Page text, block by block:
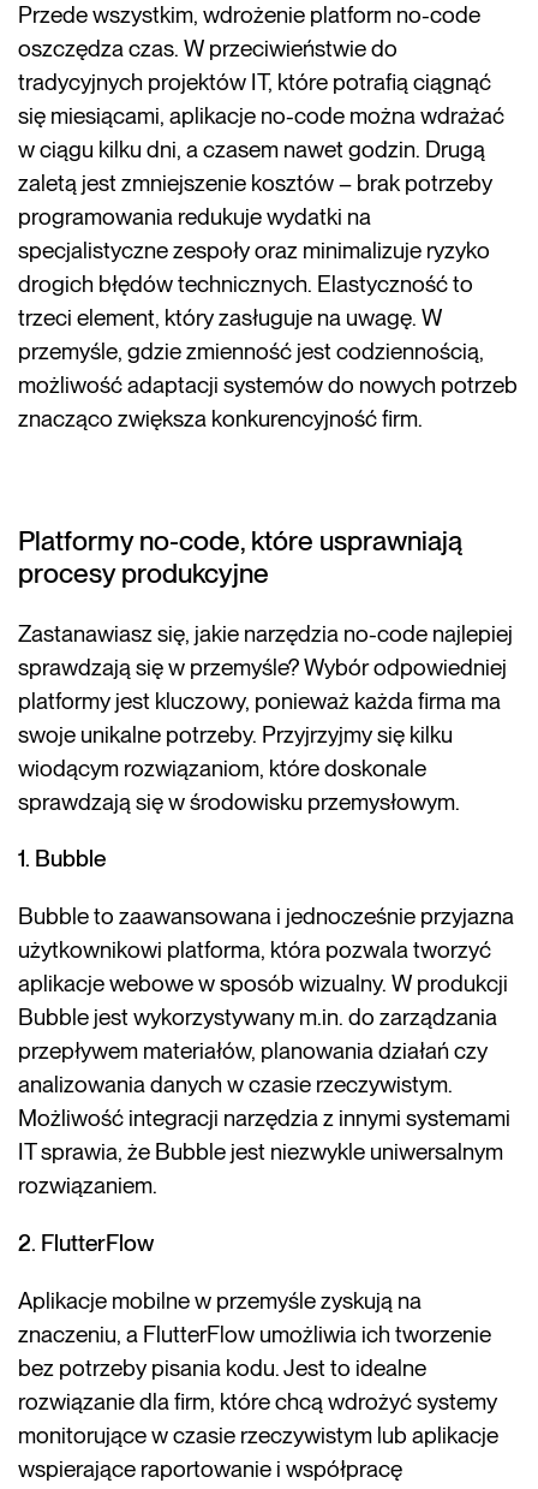
Przede wszystkim, wdrożenie platform no-code
oszczędza czas. W przeciwieństwie do
tradycyjnych projektów IT, które potrafią ciągnąć
się miesiącami, aplikacje no-code można wdrażać
w ciągu kilku dni, a czasem nawet godzin. Drugą
zaletą jest zmniejszenie kosztów – brak potrzeby
programowania redukuje wydatki na
specjalistyczne zespoły oraz minimalizuje ryzyko
drogich błędów technicznych. Elastyczność to
trzeci element, który zasługuje na uwagę. W
przemyśle, gdzie zmienność jest codziennością,
możliwość adaptacji systemów do nowych potrzeb
znacząco zwiększa konkurencyjność firm.
Platformy no-code, które usprawniają
procesy produkcyjne
Zastanawiasz się, jakie narzędzia no-code najlepiej
sprawdzają się w przemyśle? Wybór odpowiedniej
platformy jest kluczowy, ponieważ każda firma ma
swoje unikalne potrzeby. Przyjrzyjmy się kilku
wiodącym rozwiązaniom, które doskonale
sprawdzają się w środowisku przemysłowym.
1. Bubble
Bubble to zaawansowana i jednocześnie przyjazna
użytkownikowi platforma, która pozwala tworzyć
aplikacje webowe w sposób wizualny. W produkcji
Bubble jest wykorzystywany m.in. do zarządzania
przepływem materiałów, planowania działań czy
analizowania danych w czasie rzeczywistym.
Możliwość integracji narzędzia z innymi systemami
IT sprawia, że Bubble jest niezwykle uniwersalnym
rozwiązaniem.
2. FlutterFlow
Aplikacje mobilne w przemyśle zyskują na
znaczeniu, a FlutterFlow umożliwia ich tworzenie
bez potrzeby pisania kodu. Jest to idealne
rozwiązanie dla firm, które chcą wdrożyć systemy
monitorujące w czasie rzeczywistym lub aplikacje
wspierające raportowanie i współpracę